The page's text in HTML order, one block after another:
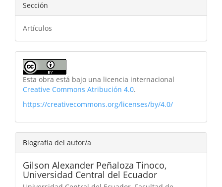
Sección
Artículos
Esta obra está bajo una licencia internacional
Creative Commons Atribución 4.0.
https://creativecommons.org/licenses/by/4.0/
Biografía del autor/a
Gilson Alexander Peñaloza Tinoco,
Universidad Central del Ecuador